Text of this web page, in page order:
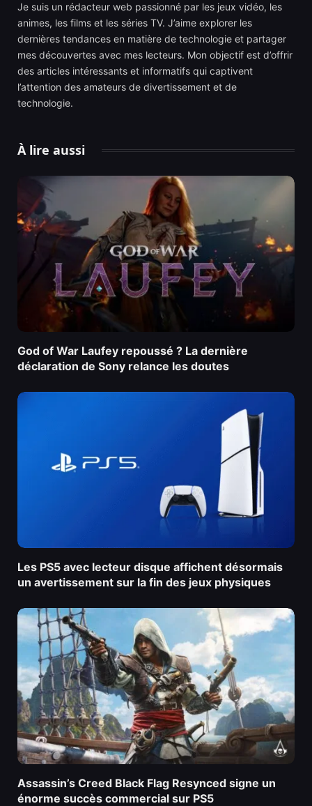
Je suis un rédacteur web passionné par les jeux vidéo, les
animes, les films et les séries TV. J’aime explorer les
dernières tendances en matière de technologie et partager
mes découvertes avec mes lecteurs. Mon objectif est d’offrir
des articles intéressants et informatifs qui captivent
l’attention des amateurs de divertissement et de
technologie.
À lire aussi
God of War Laufey repoussé ? La dernière
déclaration de Sony relance les doutes
Les PS5 avec lecteur disque affichent désormais
un avertissement sur la fin des jeux physiques
Assassin’s Creed Black Flag Resynced signe un
énorme succès commercial sur PS5